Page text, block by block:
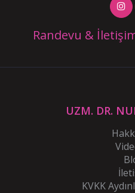
Randevu &
UZM. DR.
KVKK